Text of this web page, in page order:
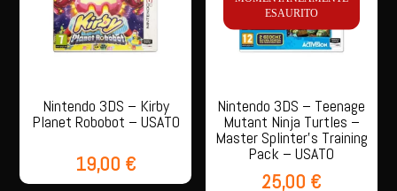
Nintendo 3DS – Kirby
Planet Robobot – USATO
19,00 €
ESAURITO
Nintendo 3DS – Teenage
Mutant Ninja Turtles –
Master Splinter’s Training
Pack – USATO
25,00 €